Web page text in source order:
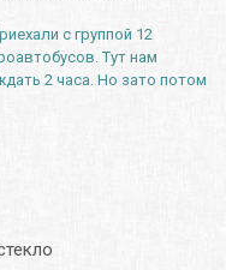
с группой 12
Тут нам
2 часа. Но зато потом